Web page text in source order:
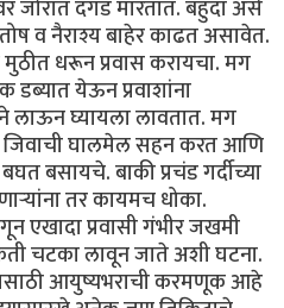
जोरात दगड मारतात. बहुदा असे
व नैराश्य बाहेर काढत असावेत.
मुठीत धरून प्रवास करायचा. मग
डब्यात येऊन प्रवाशांना
लाऊन घ्यायला लावतात. मग
जिवाची घालमेल सहन करत आणि
बसायचे. बाकी प्रचंड गर्दीच्या
तर कायमच धोका.
एखादा प्रवासी गंभीर जखमी
चटका लावून जाते अशी घटना.
आयुष्यभराची करमणूक आहे